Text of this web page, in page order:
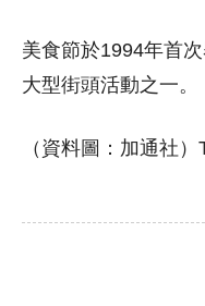
美食節於1994年首
大型街頭活動之一。
（資料圖：加通社）